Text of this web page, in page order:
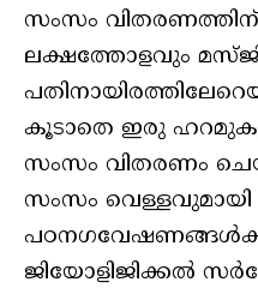
സംസം
ലക്ഷത്തോളവും
കൂടാതെ ഇരു
സംസം വിതരണം
സംസം വെള്ളവുമായി
ജിയോളിജിക്കല്‍